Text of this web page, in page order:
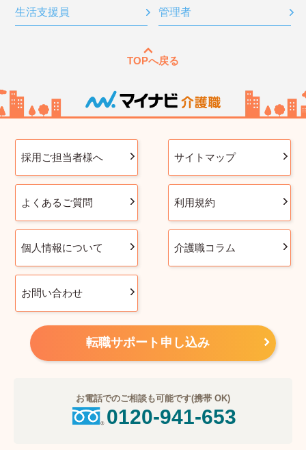
生活支援員 管理者
TOPへ戻る
採用ご担当者様へ サイトマップ
よくあるご質問 利用規約
個人情報について 介護職コラム
お問い合わせ
転職サポート申し込み
お電話でのご相談も可能です(携帯 OK)
0120-941-653